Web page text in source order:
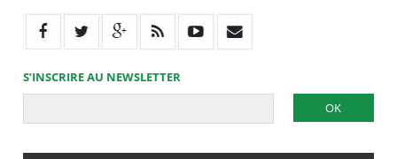
S’INSCRIRE AU NEWSLETTER